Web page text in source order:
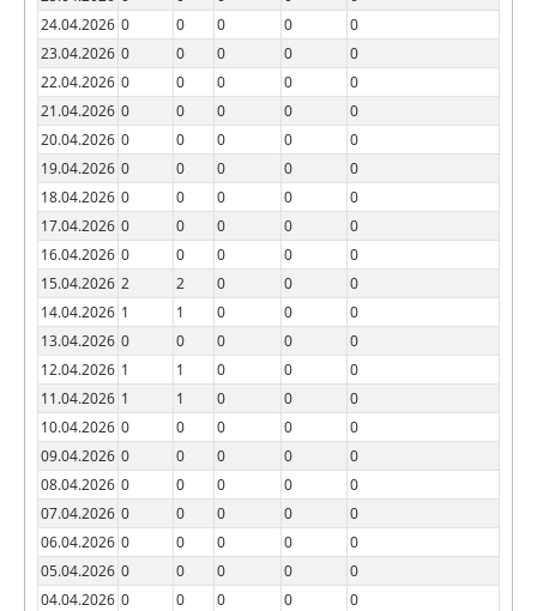
24.04.2026 0 0 0 0
0
23.04.2026 0 0 0 0
0
22.04.2026 0 0 0 0
0
21.04.2026 0 0 0 0
0
20.04.2026 0 0 0 0
0
19.04.2026 0 0 0 0
0
18.04.2026 0 0 0 0
0
17.04.2026 0 0 0 0
0
16.04.2026 0 0 0 0
0
15.04.2026 2 2 0 0
0
14.04.2026 1 1 0 0
0
13.04.2026 0 0 0 0
0
12.04.2026 1 1 0 0
0
11.04.2026 1 1 0 0
0
10.04.2026 0 0 0 0
0
09.04.2026 0 0 0 0
0
08.04.2026 0 0 0 0
0
07.04.2026 0 0 0 0
0
06.04.2026 0 0 0 0
0
05.04.2026 0 0 0 0
0
04.04.2026 0 0 0 0
0